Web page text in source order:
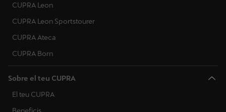
CUPRA Leon
CUPRA Leon Sportstourer
CUPRA Ateca
CUPRA Born
Sobre el teu CUPRA
El teu CUPRA
Beneficis